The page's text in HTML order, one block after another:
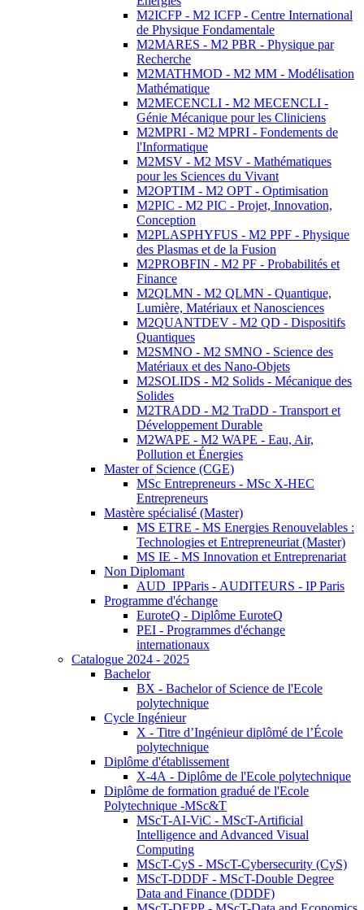
M2ICFP - M2 ICFP - Centre International
de Physique Fondamentale
M2MARES - M2 PBR - Physique par
Recherche
M2MATHMOD - M2 MM - Modélisation
Mathématique
M2MECENCLI - M2 MECENCLI -
Génie Mécanique pour les Cliniciens
M2MPRI - M2 MPRI - Fondements de
l'Informatique
M2MSV - M2 MSV - Mathématiques
pour les Sciences du Vivant
M2OPTIM - M2 OPT - Optimisation
M2PIC - M2 PIC - Projet, Innovation,
Conception
M2PLASPHYFUS - M2 PPF - Physique
des Plasmas et de la Fusion
M2PROBFIN - M2 PF - Probabilités et
Finance
M2QLMN - M2 QLMN - Quantique,
Lumière, Matériaux et Nanosciences
M2QUANTDEV - M2 QD - Dispositifs
Quantiques
M2SMNO - M2 SMNO - Science des
Matériaux et des Nano-Objets
M2SOLIDS - M2 Solids - Mécanique des
Solides
M2TRADD - M2 TraDD - Transport et
Développement Durable
M2WAPE - M2 WAPE - Eau, Air,
Pollution et Énergies
Master of Science (CGE)
MSc Entrepreneurs - MSc X-HEC
Entrepreneurs
Mastère spécialisé (Master)
MS ETRE - MS Energies Renouvelables :
Technologies et Entrepreneuriat (Master)
MS IE - MS Innovation et Entreprenariat
Non Diplomant
AUD_IPParis - AUDITEURS - IP Paris
Programme d'échange
EuroteQ - Diplôme EuroteQ
PEI - Programmes d'échange
internationaux
Catalogue 2024 - 2025
Bachelor
BX - Bachelor of Science de l'Ecole
polytechnique
Cycle Ingénieur
X - Titre d’Ingénieur diplômé de l’École
polytechnique
Diplôme d'établissement
X-4A - Diplôme de l'Ecole polytechnique
Diplôme de formation gradué de l'Ecole
Polytechnique -MSc&T
MScT-AI-ViC - MScT-Artificial
Intelligence and Advanced Visual
Computing
MScT-CyS - MScT-Cybersecurity (CyS)
MScT-DDDF - MScT-Double Degree
Data and Finance (DDDF)